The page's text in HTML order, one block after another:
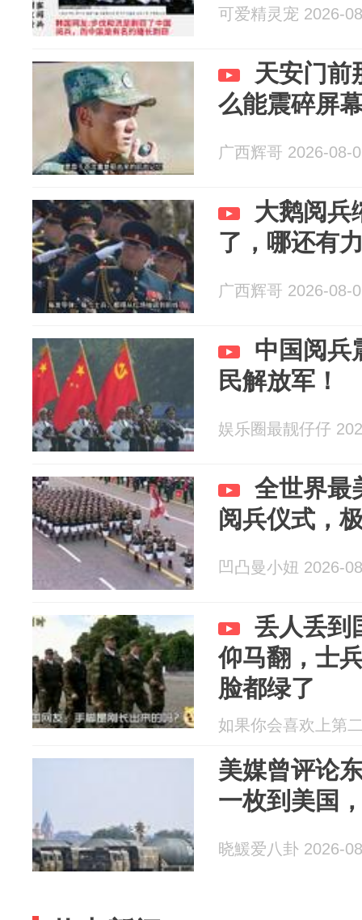
可爱精灵宠 2026-
天安门前
么能震碎屏
广西辉哥 2026-08-
大鹅阅兵
了，哪还有
广西辉哥 2026-08-
中国阅兵
民解放军！
娱乐圈最靓仔仔
全世界最
阅兵仪式，
凹凸曼小妞 2026-
丢人丢到
仰马翻，士
脸都绿了
如果你会喜欢上第
美媒曾评论
一枚到美国
晓鰀爱八卦 2026-